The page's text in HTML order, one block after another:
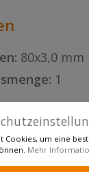
80x3,0 mm
1
Cookies, um eine
Mehr